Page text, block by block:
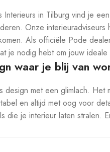
Interieurs in Tilburg vind je
Onze
Als officiële Pode
je nodig hebt om jouw
waar je blij van
design met een glimlach. Het
en altijd met oog voor
die je interieur laten stralen.